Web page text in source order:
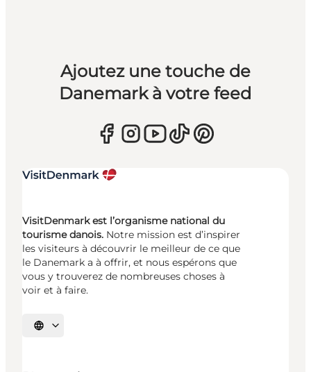
Ajoutez une touche de
Danemark à votre feed
VisitDenmark est l’organisme national du
tourisme danois. Notre mission est d’inspirer
les visiteurs à découvrir le meilleur de ce que
le Danemark a à offrir, et nous espérons que
vous y trouverez de nombreuses choses à
voir et à faire.
Choisissez la langue